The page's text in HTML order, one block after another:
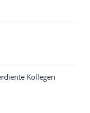
Kollegen